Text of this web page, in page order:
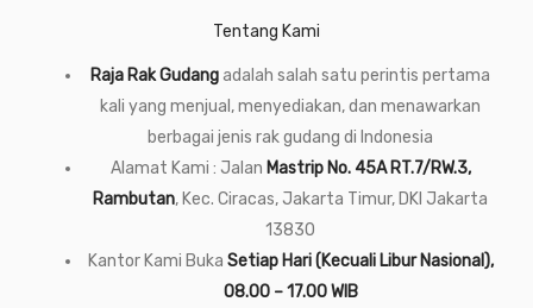
Tentang Kami
Raja Rak Gudangadalah salah satu perintis pertama
kali yang menjual, menyediakan, dan menawarkan
berbagai jenis rak gudang di Indonesia
Alamat Kami : Jalan Mastrip No. 45A RT.7/RW.3,
Rambutan, Kec. Ciracas, Jakarta Timur, DKI Jakarta
13830
Kantor Kami Buka Setiap Hari (Kecuali Libur Nasional),
08.00 – 17.00 WIB